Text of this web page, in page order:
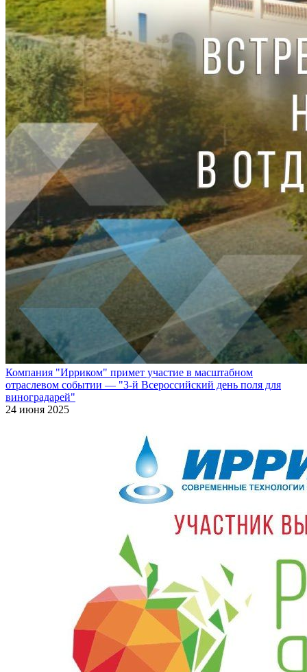
Компания "Ирриком" примет участие в масштабном
отраслевом событии — "3-й Всероссийский день поля для
виноградарей"
24 июня 2025